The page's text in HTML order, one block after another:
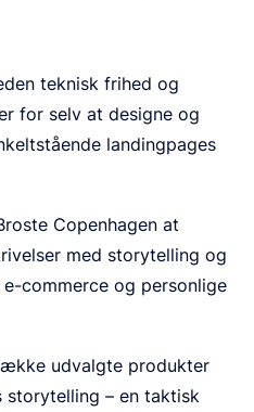
teknisk frihed og
for selv at designe og
landingpages
Copenhagen at
med storytelling og
commerce og personlige
udvalgte produkter
storytelling – en taktisk